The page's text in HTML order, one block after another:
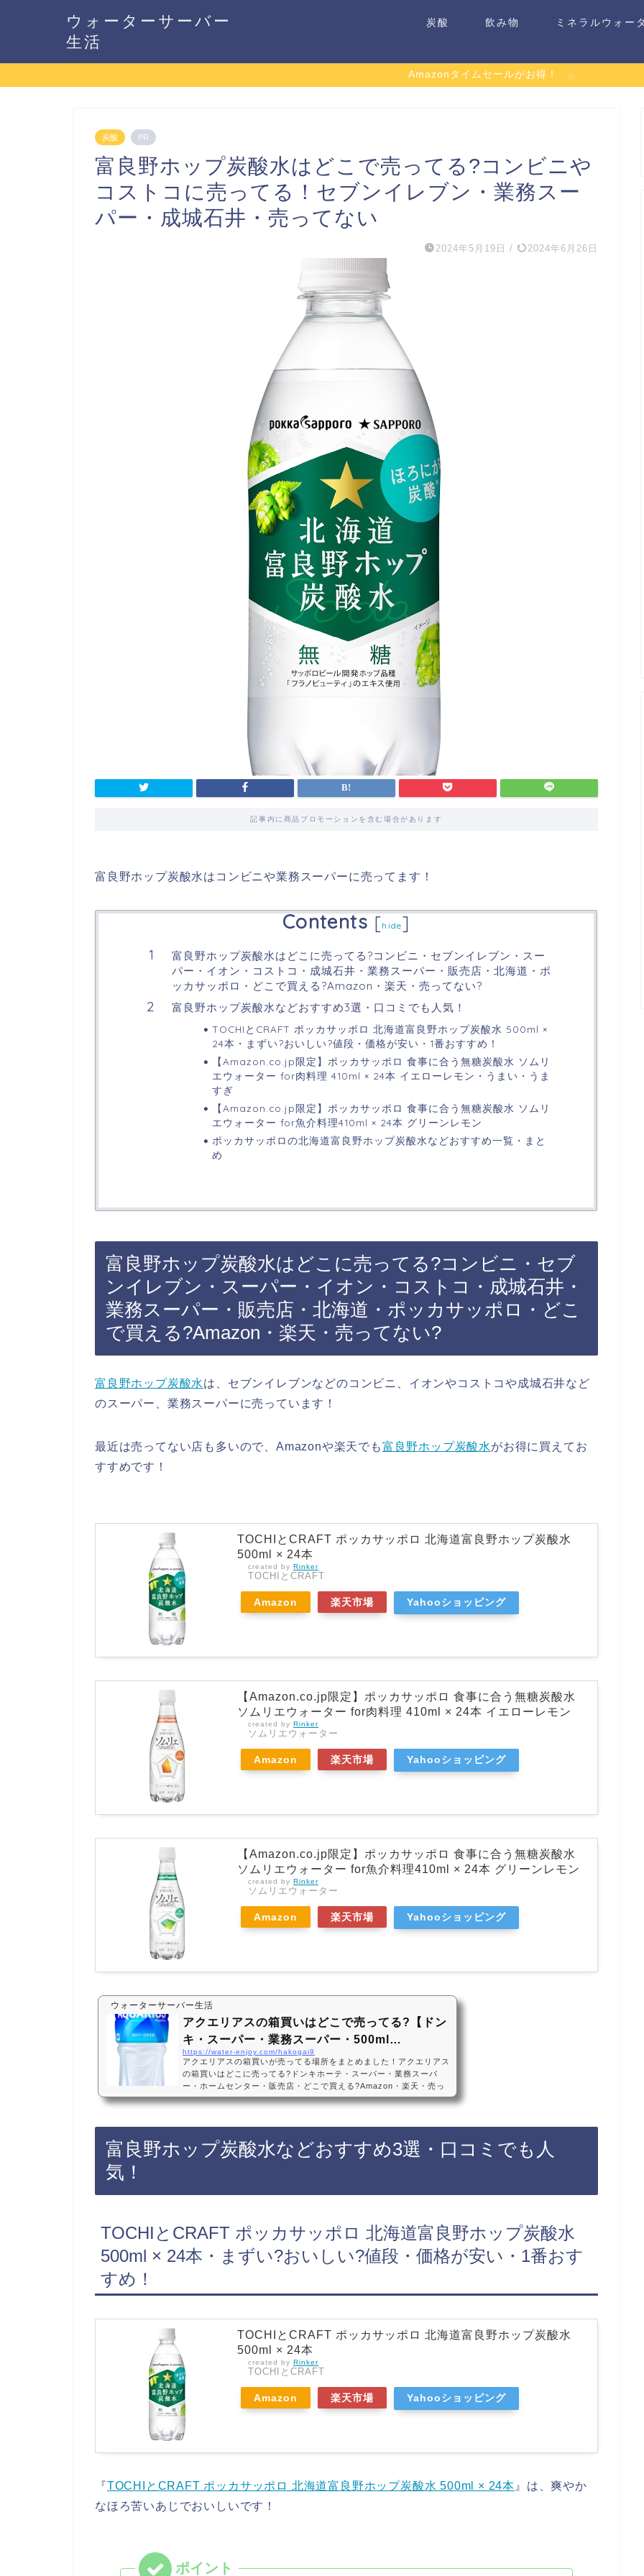
ウォーターサーバー
生活
炭酸 飲み物 ミネラルウォー
Amazonタイムセールがお得！
炭酸 PR
富良野ホップ炭酸水はどこで売ってる?コンビニや
コストコに売ってる！セブンイレブン・業務スー
パー・成城石井・売ってない
2024年5月19日 / 2024年6月26日
記事内に商品プロモーションを含む場合があります
富良野ホップ炭酸水はコンビニや業務スーパーに売ってます！
Contents [hide]
富良野ホップ炭酸水はどこに売ってる?コンビニ・セブンイレブン・スー
パー・イオン・コストコ・成城石井・業務スーパー・販売店・北海道・ポ
ッカサッポロ・どこで買える?Amazon・楽天・売ってない?
富良野ホップ炭酸水などおすすめ3選・口コミでも人気！
TOCHIとCRAFT ポッカサッポロ 北海道富良野ホップ炭酸水 500ml ×
24本・まずい?おいしい?値段・価格が安い・1番おすすめ！
【Amazon.co.jp限定】ポッカサッポロ 食事に合う無糖炭酸水 ソムリ
エウォーター for肉料理 410ml × 24本 イエローレモン・うまい・うま
すぎ
【Amazon.co.jp限定】ポッカサッポロ 食事に合う無糖炭酸水 ソムリ
エウォーター for魚介料理410ml × 24本 グリーンレモン
ポッカサッポロの北海道富良野ホップ炭酸水などおすすめ一覧・まと
め
富良野ホップ炭酸水はどこに売ってる?コンビニ・セブ
ンイレブン・スーパー・イオン・コストコ・成城石井・
業務スーパー・販売店・北海道・ポッカサッポロ・どこ
で買える?Amazon・楽天・売ってない?
富良野ホップ炭酸水は、セブンイレブンなどのコンビニ、イオンやコストコや成城石井など
のスーパー、業務スーパーに売っています！
最近は売ってない店も多いので、Amazonや楽天でも富良野ホップ炭酸水がお得に買えてお
すすめです！
TOCHIとCRAFT ポッカサッポロ 北海道富良野ホップ炭酸水
500ml × 24本
created by Rinker
TOCHIとCRAFT
Amazon 楽天市場 Yahooショッピング
【Amazon.co.jp限定】ポッカサッポロ 食事に合う無糖炭酸水
ソムリエウォーター for肉料理 410ml × 24本 イエローレモン
created by Rinker
ソムリエウォーター
Amazon 楽天市場 Yahooショッピング
【Amazon.co.jp限定】ポッカサッポロ 食事に合う無糖炭酸水
ソムリエウォーター for魚介料理410ml × 24本 グリーンレモン
created by Rinker
ソムリエウォーター
Amazon 楽天市場 Yahooショッピング
ウォーターサーバー生活
アクエリアスの箱買いはどこで売ってる?【ドン
キ・スーパー・業務スーパー・500ml…
https://water-enjoy.com/hakogai9
アクエリアスの箱買いが売ってる場所をまとめました！アクエリアス
の箱買いはどこに売ってる?ドンキホーテ・スーパー・業務スーパ
ー・ホームセンター・販売店・どこで買える?Amazon・楽天・売っ
てない? 500ml・24本・2l・6本アクエリアスの箱買いは、ドンキホ
おすすめ3選・口コミでも人気！コカ・コーラ アクエリアス エアー
ボトル 500ml…
富良野ホップ炭酸水などおすすめ3選・口コミでも人
気！
TOCHIとCRAFT ポッカサッポロ 北海道富良野ホップ炭酸水
500ml × 24本・まずい?おいしい?値段・価格が安い・1番おす
すめ！
TOCHIとCRAFT ポッカサッポロ 北海道富良野ホップ炭酸水
500ml × 24本
created by Rinker
TOCHIとCRAFT
Amazon 楽天市場 Yahooショッピング
『TOCHIとCRAFT ポッカサッポロ 北海道富良野ホップ炭酸水 500ml × 24本 』は、爽やか
なほろ苦いあじでおいしいです！